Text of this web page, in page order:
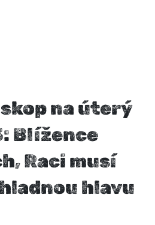
na úterý
Blížence
Raci musí
hlavu